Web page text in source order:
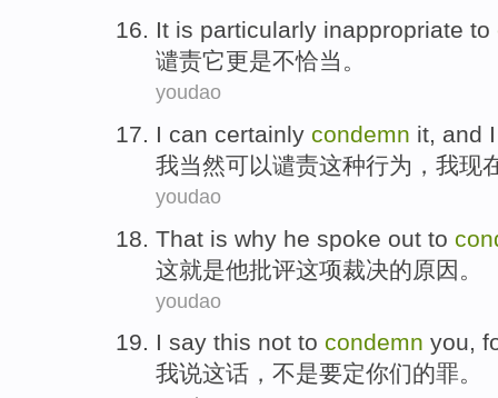
It is particularly inappropriate to
谴责它更是不恰当 。
youdao
I can certainly condemn it, and I
我当然可以谴责这种行为，我现
youdao
That is why he spoke out to
这就是他批评这项裁决的原因 。
youdao
I say this not to condemn you,
我说这话， 不是要定你们的罪。